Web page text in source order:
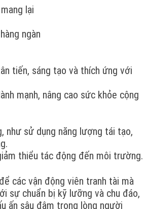
lại
ngàn
tiến, sáng tạo và thích ứng với
mạnh, nâng cao sức khỏe cộng
như sử dụng năng lượng tái tạo,
thiểu tác động đến môi trường.
các vận động viên tranh tài mà
sự chuẩn bị kỹ lưỡng và chu đáo,
ấn sâu đậm trong lòng người